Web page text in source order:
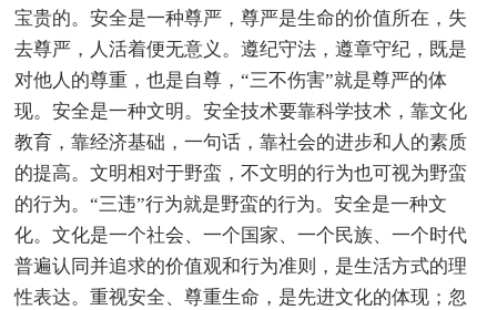
宝贵的。安全是一种尊严，尊严是生命的价值所在，失
去尊严，人活着便无意义。遵纪守法，遵章守纪，既是
对他人的尊重，也是自尊，“三不伤害”就是尊严的体
现。安全是一种文明。安全技术要靠科学技术，靠文化
教育，靠经济基础，一句话，靠社会的进步和人的素质
的提高。文明相对于野蛮，不文明的行为也可视为野蛮
的行为。“三违”行为就是野蛮的行为。安全是一种文
化。文化是一个社会、一个国家、一个民族、一个时代
普遍认同并追求的价值观和行为准则，是生活方式的理
性表达。重视安全、尊重生命，是先进文化的体现；忽